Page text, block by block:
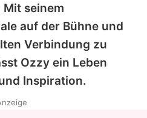
Mit seinem
auf der Bühne und
Verbindung zu
Ozzy ein Leben
Inspiration.